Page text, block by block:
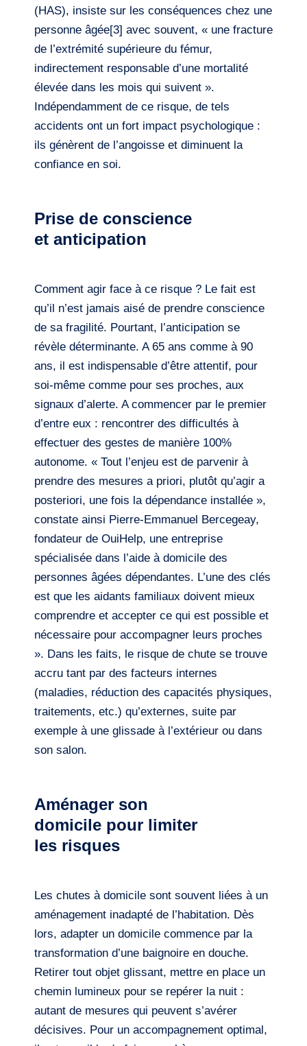
(HAS), insiste sur les conséquences chez une
personne âgée[3] avec souvent, « une fracture
de l’extrémité supérieure du fémur,
indirectement responsable d’une mortalité
élevée dans les mois qui suivent ».
Indépendamment de ce risque, de tels
accidents ont un fort impact psychologique :
ils génèrent de l’angoisse et diminuent la
confiance en soi.
Prise de conscience
et anticipation
Comment agir face à ce risque ? Le fait est
qu’il n’est jamais aisé de prendre conscience
de sa fragilité. Pourtant, l’anticipation se
révèle déterminante. A 65 ans comme à 90
ans, il est indispensable d’être attentif, pour
soi-même comme pour ses proches, aux
signaux d’alerte. A commencer par le premier
d’entre eux : rencontrer des difficultés à
effectuer des gestes de manière 100%
autonome. « Tout l’enjeu est de parvenir à
prendre des mesures a priori, plutôt qu’agir a
posteriori, une fois la dépendance installée »,
constate ainsi Pierre-Emmanuel Bercegeay,
fondateur de OuiHelp, une entreprise
spécialisée dans l’aide à domicile des
personnes âgées dépendantes. L’une des clés
est que les aidants familiaux doivent mieux
comprendre et accepter ce qui est possible et
nécessaire pour accompagner leurs proches
». Dans les faits, le risque de chute se trouve
accru tant par des facteurs internes
(maladies, réduction des capacités physiques,
traitements, etc.) qu’externes, suite par
exemple à une glissade à l’extérieur ou dans
son salon.
Aménager son
domicile pour limiter
les risques
Les chutes à domicile sont souvent liées à un
aménagement inadapté de l’habitation. Dès
lors, adapter un domicile commence par la
transformation d’une baignoire en douche.
Retirer tout objet glissant, mettre en place un
chemin lumineux pour se repérer la nuit :
autant de mesures qui peuvent s’avérer
décisives. Pour un accompagnement optimal,